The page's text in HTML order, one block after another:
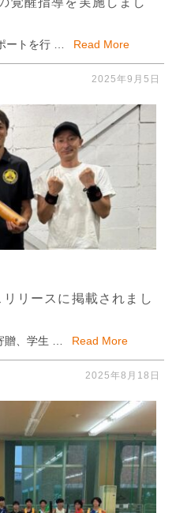
ートを行 … Read More
2025年9月5日
リースに掲載されまし
贈、学生 … Read More
2025年8月18日